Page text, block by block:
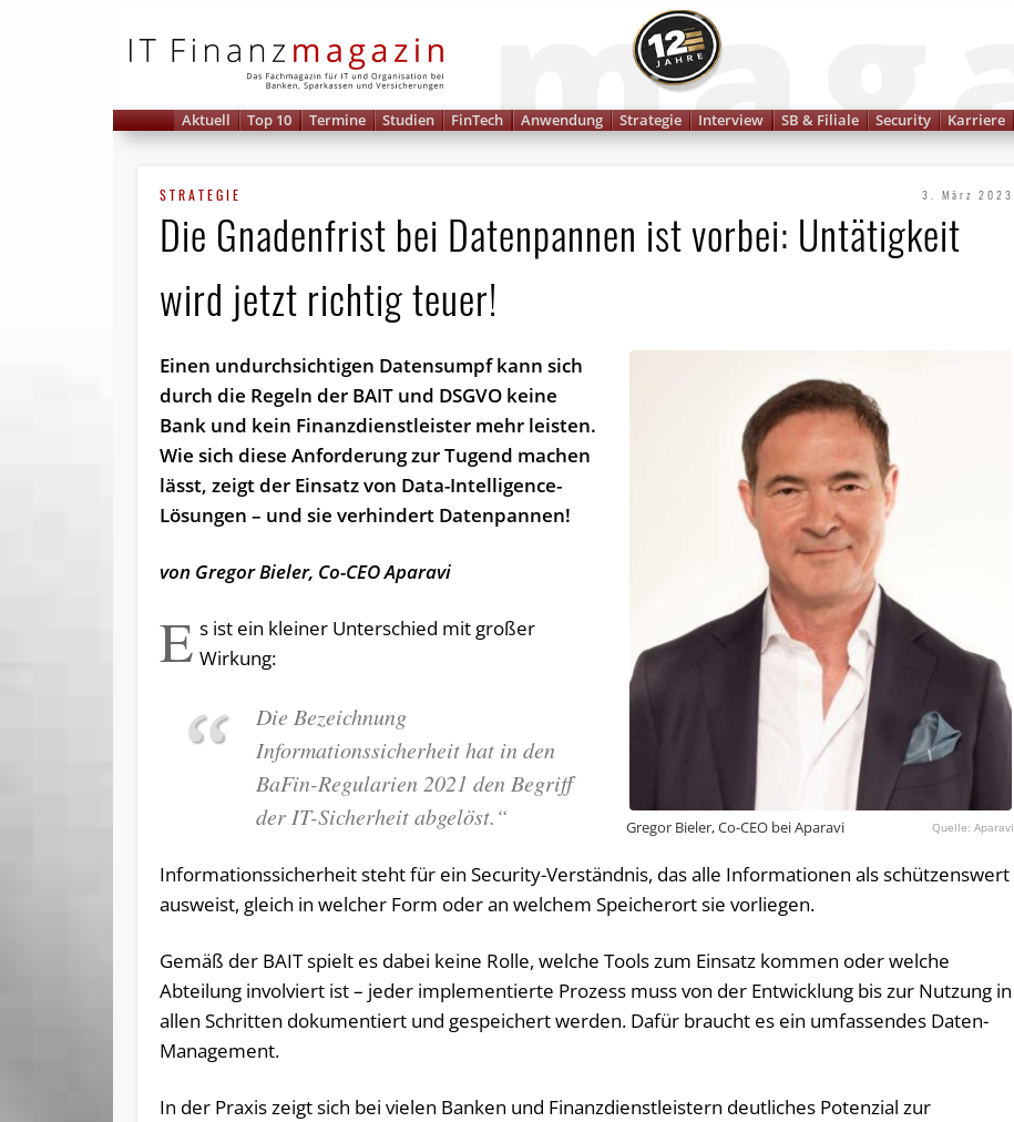
Aktuell Top 10 Termine Studien FinTech Anwendung Strategie Interview SB & Filiale Security Karriere
STRATEGIE 3. März 2023
Die Gnadenfrist bei Datenpannen ist vorbei: Untätigkeit
wird jetzt richtig teuer!
Gregor Bieler, Co-CEO bei Aparavi Aparavi
Einen undurchsichtigen Datensumpf kann sich
durch die Regeln der BAIT und DSGVO keine
Bank und kein Finanzdienstleister mehr leisten.
Wie sich diese Anforderung zur Tugend machen
lässt, zeigt der Einsatz von Data-Intelligence-
Lösungen – und sie verhindert Datenpannen!
von Gregor Bieler, Co-CEO Aparavi
E s ist ein kleiner Unterschied mit großer
Wirkung:
Die Bezeichnung
Informationssicherheit hat in den
BaFin-Regularien 2021 den Begriff
der IT-Sicherheit abgelöst.“
Informationssicherheit steht für ein Security-Verständnis, das alle Informationen als schützenswert
ausweist, gleich in welcher Form oder an welchem Speicherort sie vorliegen.
Gemäß der BAIT spielt es dabei keine Rolle, welche Tools zum Einsatz kommen oder welche
Abteilung involviert ist – jeder implementierte Prozess muss von der Entwicklung bis zur Nutzung in
allen Schritten dokumentiert und gespeichert werden. Dafür braucht es ein umfassendes Daten-
Management.
In der Praxis zeigt sich bei vielen Banken und Finanzdienstleistern deutliches Potenzial zur